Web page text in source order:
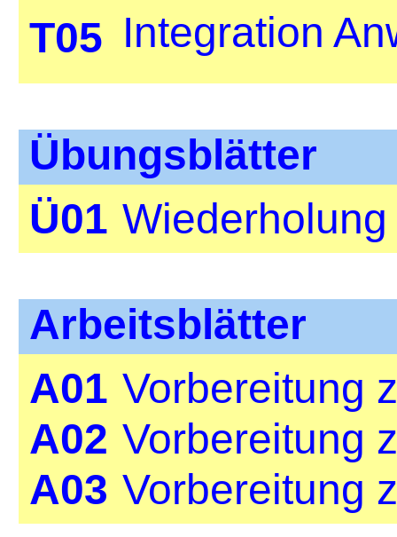
T05 Integration
Übungsblätter
Ü01
Arbeitsblätter
A01 Vorbereitung
A02 Vorbereitung
A03 Vorbereitung